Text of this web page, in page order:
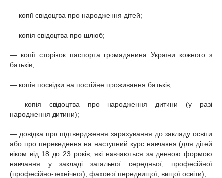
— копії свідоцтва про народження дітей;
— копія свідоцтва про шлюб;
— копії сторінок паспорта громадянина України кожного з
батьків;
— копія посвідки на постійне проживання батьків;
— копія свідоцтва про народження дитини (у разі
народження дитини);
— довідка про підтвердження зарахування до закладу освіти
або про переведення на наступний курс навчання (для дітей
віком від 18 до 23 років, які навчаються за денною формою
навчання у закладі загальної середньої, професійної
(професійно-технічної), фахової передвищої, вищої освіти);